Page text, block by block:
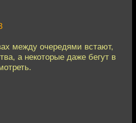
между очередями встают,
а некоторые даже бегут в